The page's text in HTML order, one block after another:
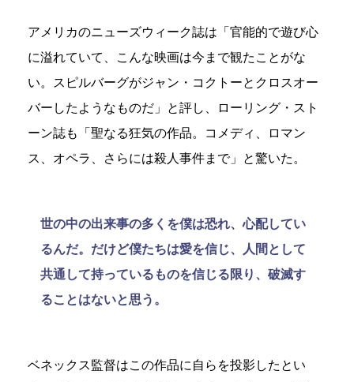
アメリカのニューズウィーク誌は「官能的で遊び心
に溢れていて、こんな映画は今まで観たことがな
い。スピルバーグがジャン・コクトーとクロスオー
バーしたようなものだ」と評し、ローリング・スト
ーン誌も「聖なる狂気の作品。コメディ、ロマン
ス、オペラ、さらには殺人事件まで」と驚いた。
世の中の出来事の多くを僕は恐れ、心配してい
るんだ。だけど僕たちは愛を信じ、人間として
共通して持っているものを信じる限り、破滅す
ることはないと思う。
ベネックス監督はこの作品に自らを投影したとい